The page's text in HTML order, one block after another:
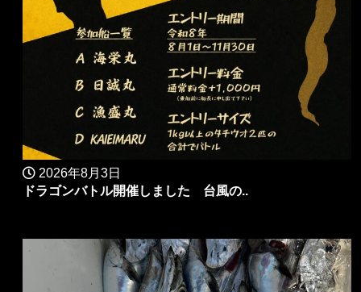
2026年8月3日
ドラゴンバトル開催しました 台風の..